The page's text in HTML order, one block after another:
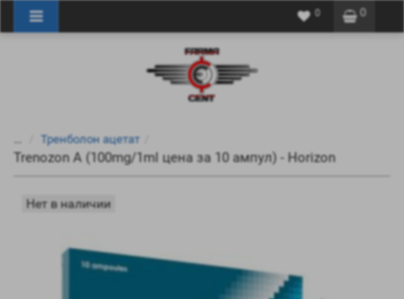
0
0
Тренболон ацетат
Trenozon A (100mg/1ml цена за 10 ампул) - Horizon
Нет в наличии